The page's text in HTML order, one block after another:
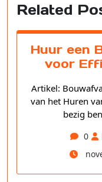
Related
Huur een
voor
Artikel:
van het Huren
bezig
0